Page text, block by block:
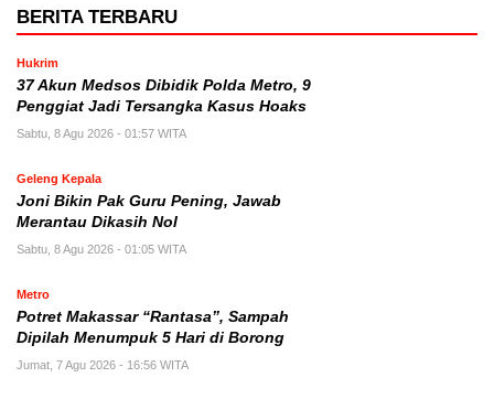
BERITA TERBARU
Hukrim
37 Akun Medsos Dibidik Polda Metro, 9
Penggiat Jadi Tersangka Kasus Hoaks
Sabtu, 8 Agu 2026 - 01:57 WITA
Geleng Kepala
Joni Bikin Pak Guru Pening, Jawab
Merantau Dikasih Nol
Sabtu, 8 Agu 2026 - 01:05 WITA
Metro
Potret Makassar “Rantasa”, Sampah
Dipilah Menumpuk 5 Hari di Borong
Jumat, 7 Agu 2026 - 16:56 WITA